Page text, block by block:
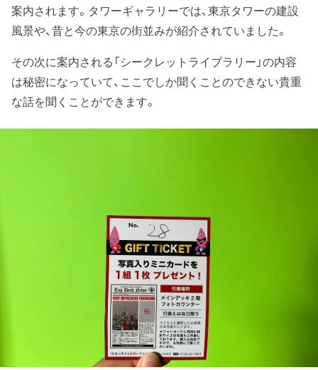
案内されます。タワーギャラリーでは、東京タワーの建設
風景や、昔と今の東京の街並みが紹介されていました。
その次に案内される「シークレットライブラリー」の内容
は秘密になっていて、ここでしか聞くことのできない貴重
な話を聞くことができます。